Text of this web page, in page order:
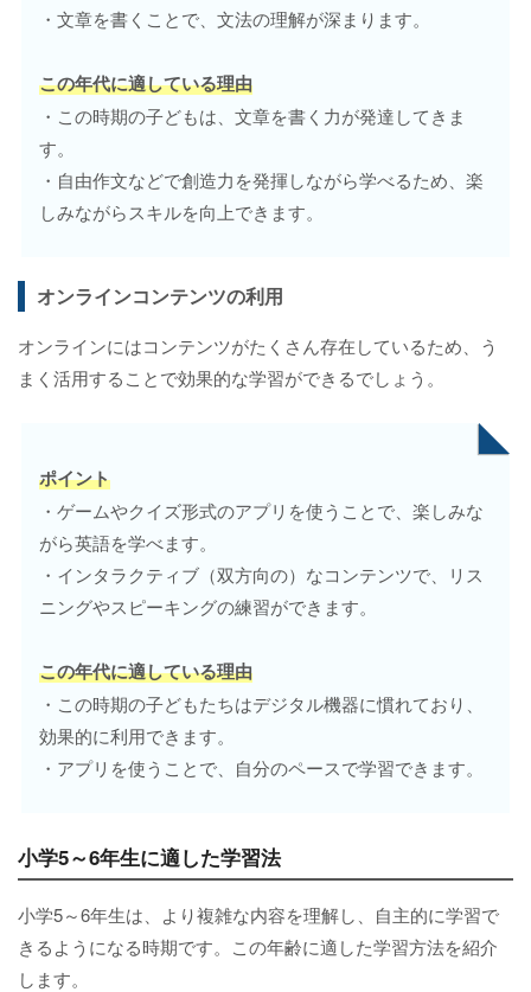
・文章を書くことで、文法の理解が深まります。
この年代に適している理由
・この時期の子どもは、文章を書く力が発達してきま
す。
・自由作文などで創造力を発揮しながら学べるため、楽
しみながらスキルを向上できます。
オンラインコンテンツの利用
オンラインにはコンテンツがたくさん存在しているため、う
まく活用することで効果的な学習ができるでしょう。
ポイント
・ゲームやクイズ形式のアプリを使うことで、楽しみな
がら英語を学べます。
・インタラクティブ（双方向の）なコンテンツで、リス
ニングやスピーキングの練習ができます。
この年代に適している理由
・この時期の子どもたちはデジタル機器に慣れており、
効果的に利用できます。
・アプリを使うことで、自分のペースで学習できます。
小学5～6年生に適した学習法
小学5～6年生は、より複雑な内容を理解し、自主的に学習で
きるようになる時期です。この年齢に適した学習方法を紹介
します。